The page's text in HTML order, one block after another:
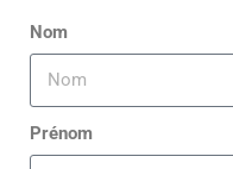
Nom
Prénom